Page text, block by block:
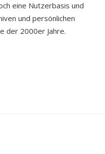
eine Nutzerbasis und
und persönlichen
der 2000er Jahre.